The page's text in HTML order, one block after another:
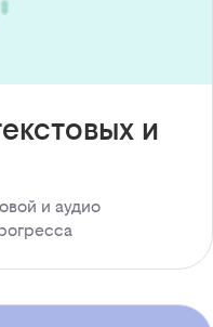
и
и аудио